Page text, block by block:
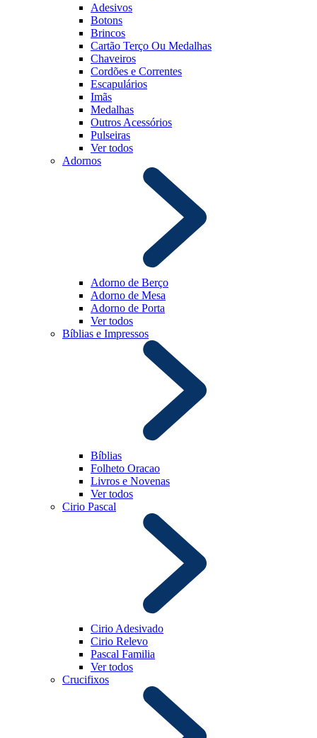
Adesivos
Botons
Brincos
Cartão Terço Ou Medalhas
Chaveiros
Cordões e Correntes
Escapulários
Imãs
Medalhas
Outros Acessórios
Pulseiras
Ver todos
Adornos
Adorno de Berço
Adorno de Mesa
Adorno de Porta
Ver todos
Bíblias e Impressos
Bíblias
Folheto Oracao
Livros e Novenas
Ver todos
Cirio Pascal
Cirio Adesivado
Cirio Relevo
Pascal Familia
Ver todos
Crucifixos